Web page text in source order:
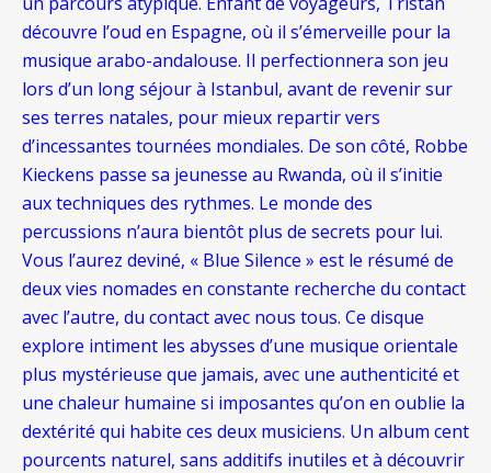
découvre l’oud en Espagne, où il s’émerveille pour la
musique arabo-andalouse. Il perfectionnera son jeu
lors d’un long séjour à Istanbul, avant de revenir sur
ses terres natales, pour mieux repartir vers
d’incessantes tournées mondiales. De son côté, Robbe
Kieckens passe sa jeunesse au Rwanda, où il s’initie
aux techniques des rythmes. Le monde des
percussions n’aura bientôt plus de secrets pour lui.
Vous l’aurez deviné, « Blue Silence » est le résumé de
deux vies nomades en constante recherche du contact
avec l’autre, du contact avec nous tous. Ce disque
explore intiment les abysses d’une musique orientale
plus mystérieuse que jamais, avec une authenticité et
une chaleur humaine si imposantes qu’on en oublie la
dextérité qui habite ces deux musiciens. Un album cent
pourcents naturel, sans additifs inutiles et à découvrir